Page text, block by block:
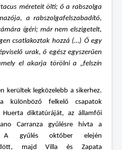
méreteit ölti; ő a rabszolga
a rabszolgafelszabadító,
ígéri; már nem elszigetelt,
csatlakoztak hozzá (…) Ő egy
urak, ő egész egyszerűen
el akarja törölni a „felszín
kerültek legközelebb a sikerhez.
különböző felkelő csapatok
Huerta diktatúráját, az államfői
Carranza gyűlésre hívta a
A gyűlés október elején
majd Villa és Zapata